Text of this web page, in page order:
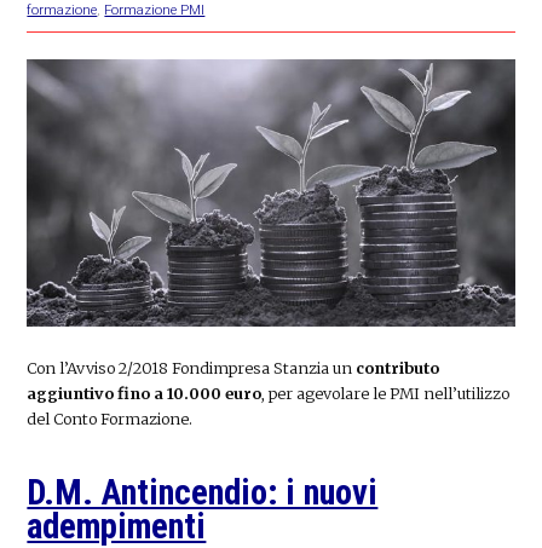
formazione, Formazione PMI
Con l’Avviso 2/2018 Fondimpresa Stanzia un contributo
aggiuntivo fino a 10.000 euro , per agevolare le PMI nell’utilizzo
del Conto Formazione.
D.M. Antincendio: i nuovi
adempimenti